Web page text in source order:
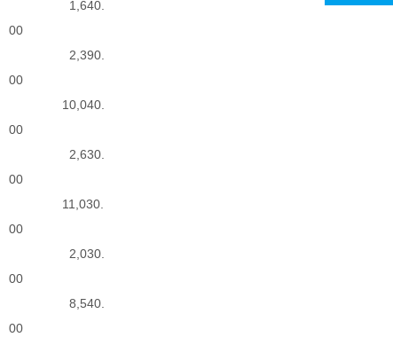
1,640.
00
2,390.
00
10,040.
00
2,630.
00
11,030.
00
2,030.
00
8,540.
00